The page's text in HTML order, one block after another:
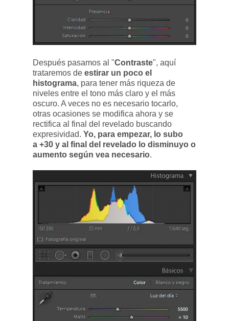
Después pasamos al "Contraste", aquí
trataremos de estirar un poco el
histograma, para tener más riqueza de
niveles entre el tono más claro y el más
oscuro. A veces no es necesario tocarlo,
otras ocasiones se modifica ahora y se
rectifica al final del revelado buscando
expresividad. Yo, para empezar, lo subo
a +30 y al final del revelado lo disminuyo o
aumento según vea necesario.